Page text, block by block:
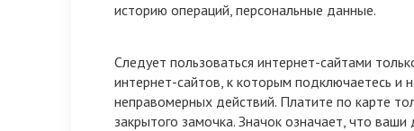
историю операций, персональные данные.
Следует пользоваться интернет-сайтами
интернет-сайтов, к которым подключаетесь и
неправомерных действий. Платите по карте
закрытого замочка. Значок означает, что